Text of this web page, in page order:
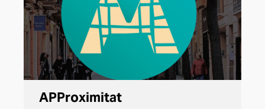
APProximitat